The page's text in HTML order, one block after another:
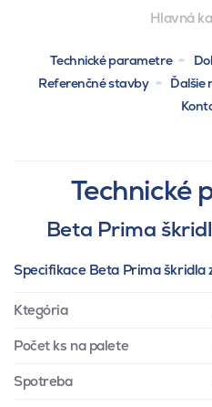
Hlavná
Technické parametre
Referenčné stavby
Ďalšie
Technické
Beta Prima
Specifikace Beta Prima škridla
Ktegória
Počet ks na palete
Spotreba